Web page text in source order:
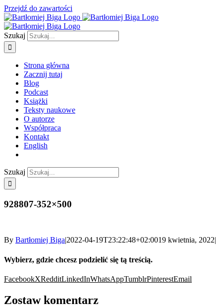
Przejdź do zawartości
Szukaj
Strona główna
Zacznij tutaj
Blog
Podcast
Książki
Teksty naukowe
O autorze
Współpraca
Kontakt
English
Szukaj
928807-352×500
By Bartłomiej Biga|2022-04-19T23:22:48+02:0019 kwietnia, 2022|
Wybierz, gdzie chcesz podzielić się tą treścią.
FacebookXRedditLinkedInWhatsAppTumblrPinterestEmail
Zostaw komentarz